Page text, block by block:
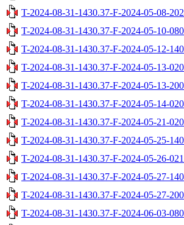
T-2024-08-31-1430.37-F-2024-05-08-
T-2024-08-31-1430.37-F-2024-05-10-
T-2024-08-31-1430.37-F-2024-05-12-
T-2024-08-31-1430.37-F-2024-05-13-
T-2024-08-31-1430.37-F-2024-05-13-
T-2024-08-31-1430.37-F-2024-05-14-
T-2024-08-31-1430.37-F-2024-05-21-
T-2024-08-31-1430.37-F-2024-05-25-
T-2024-08-31-1430.37-F-2024-05-26-
T-2024-08-31-1430.37-F-2024-05-27-
T-2024-08-31-1430.37-F-2024-05-27-
T-2024-08-31-1430.37-F-2024-06-03-